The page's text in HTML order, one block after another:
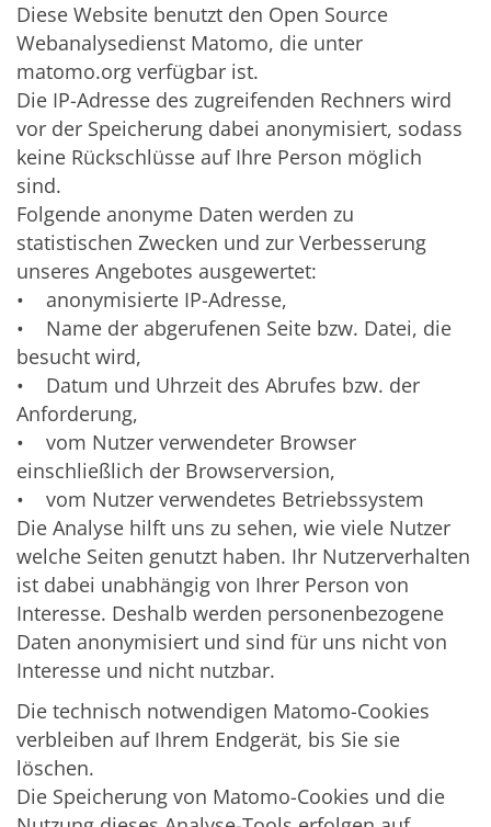
Diese Website benutzt den Open Source
Webanalysedienst Matomo, die unter
matomo.org verfügbar ist.
Die IP-Adresse des zugreifenden Rechners wird
vor der Speicherung dabei anonymisiert, sodass
keine Rückschlüsse auf Ihre Person möglich
sind.
Folgende anonyme Daten werden zu
statistischen Zwecken und zur Verbesserung
unseres Angebotes ausgewertet:
• anonymisierte IP-Adresse,
• Name der abgerufenen Seite bzw. Datei, die
besucht wird,
• Datum und Uhrzeit des Abrufes bzw. der
Anforderung,
• vom Nutzer verwendeter Browser
einschließlich der Browserversion,
• vom Nutzer verwendetes Betriebssystem
Die Analyse hilft uns zu sehen, wie viele Nutzer
welche Seiten genutzt haben. Ihr Nutzerverhalten
ist dabei unabhängig von Ihrer Person von
Interesse. Deshalb werden personenbezogene
Daten anonymisiert und sind für uns nicht von
Interesse und nicht nutzbar.
Die technisch notwendigen Matomo-Cookies
verbleiben auf Ihrem Endgerät, bis Sie sie
löschen.
Die Speicherung von Matomo-Cookies und die